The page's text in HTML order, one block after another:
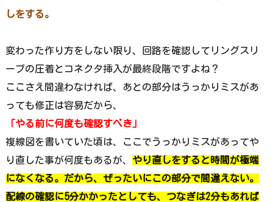
しをする。
変わった作り方をしない限り、回路を確認してリングスリ
ーブの圧着とコネクタ挿入が最終段階ですよね？
ここさえ間違わなければ、あとの部分はうっかりミスがあ
っても修正は容易だから、
「やる前に何度も確認すべき」
複線図を書いていた頃は、ここでうっかりミスがあってや
り直した事が何度もあるが、 やり直しをすると時間が極端
になくなる。だから、ぜったいにこの部分で間違えない。
配線の確認に5分かかったとしても、つなぎは2分もあれば